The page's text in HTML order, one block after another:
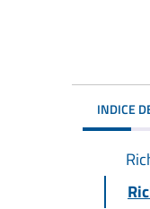
INDICE